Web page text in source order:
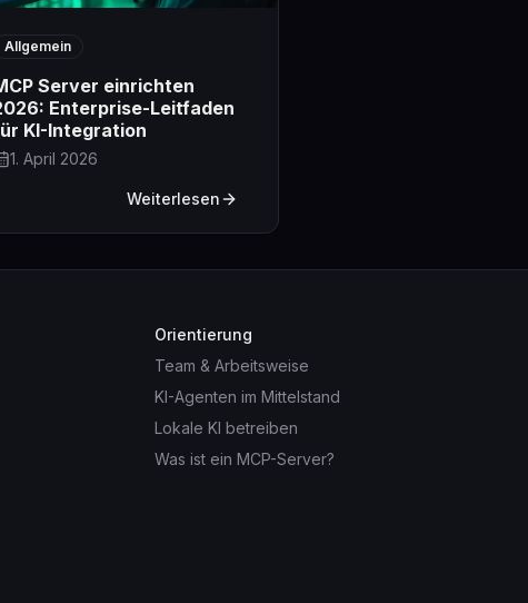
Allgemein
Server einrichten
Enterprise-Leitfaden
KI-Integration
1. April 2026
Weiterlesen
Orientierung
Team & Arbeitsweise
KI-Agenten im Mittelstand
Lokale KI betreiben
Was ist ein MCP-Server?